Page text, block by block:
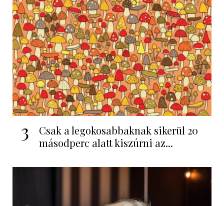
3
Csak a legokosabbaknak sikerül 20
másodperc alatt kiszúrni az...